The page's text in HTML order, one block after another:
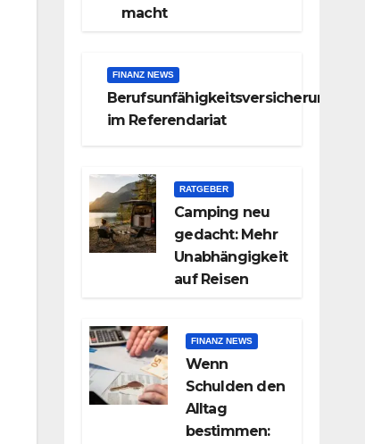
macht
FINANZ NEWS
Berufsunfähigkeitsversicherung
im Referendariat
RATGEBER
Camping neu
gedacht: Mehr
Unabhängigkeit
auf Reisen
FINANZ NEWS
Wenn
Schulden den
Alltag
bestimmen: